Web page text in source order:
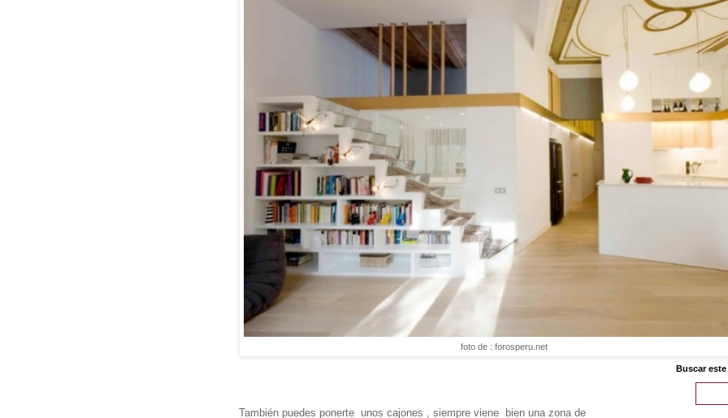
foto de : forosperu.net
También puedes ponerte unos cajones , siempre viene bien una zona de
Buscar